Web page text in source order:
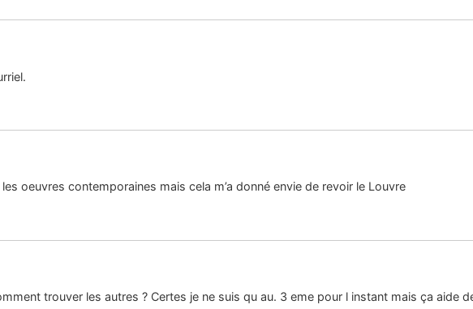
oeuvres contemporaines mais cela m’a donné envie de revoir le Louvre
trouver les autres ? Certes je ne suis qu au. 3 eme pour l instant mais ça aide